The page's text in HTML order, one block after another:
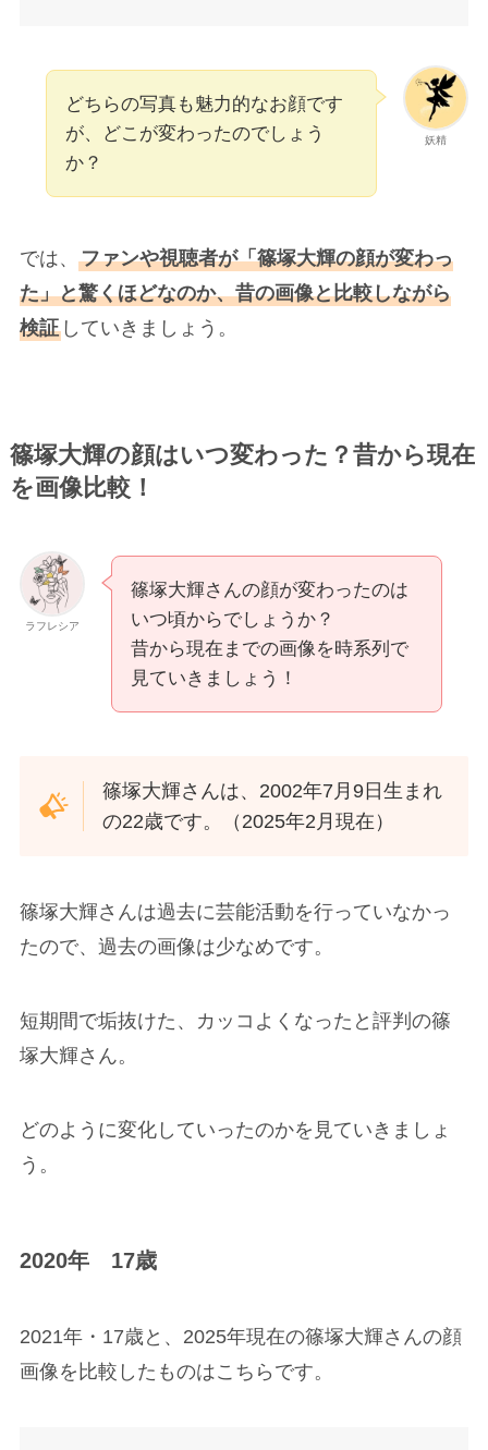
妖精
どちらの写真も魅力的なお顔です
が、どこが変わったのでしょう
か？
では、 ファンや視聴者が「篠塚大輝の顔が変わっ
た」と驚くほどなのか、昔の画像と比較しながら
検証していきましょう。
篠塚大輝の顔はいつ変わった？昔から現在
を画像比較！
ラフレシア
篠塚大輝さんの顔が変わったのは
いつ頃からでしょうか？
昔から現在までの画像を時系列で
見ていきましょう！
篠塚大輝さんは、2002年7月9日生まれ
の22歳です。（2025年2月現在）
篠塚大輝さんは過去に芸能活動を行っていなかっ
たので、過去の画像は少なめです。
短期間で垢抜けた、カッコよくなったと評判の篠
塚大輝さん。
どのように変化していったのかを見ていきましょ
う。
2020年 17歳
2021年・17歳と、2025年現在の篠塚大輝さんの顔
画像を比較したものはこちらです。